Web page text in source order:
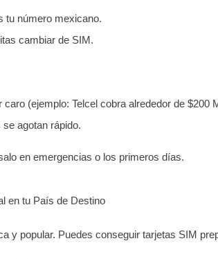
tu número mexicano.
cambiar de SIM.
caro (ejemplo: Telcel cobra alrededor de $200
se agotan rápido.
en emergencias o los primeros días.
en tu País de Destino
y popular. Puedes conseguir tarjetas SIM